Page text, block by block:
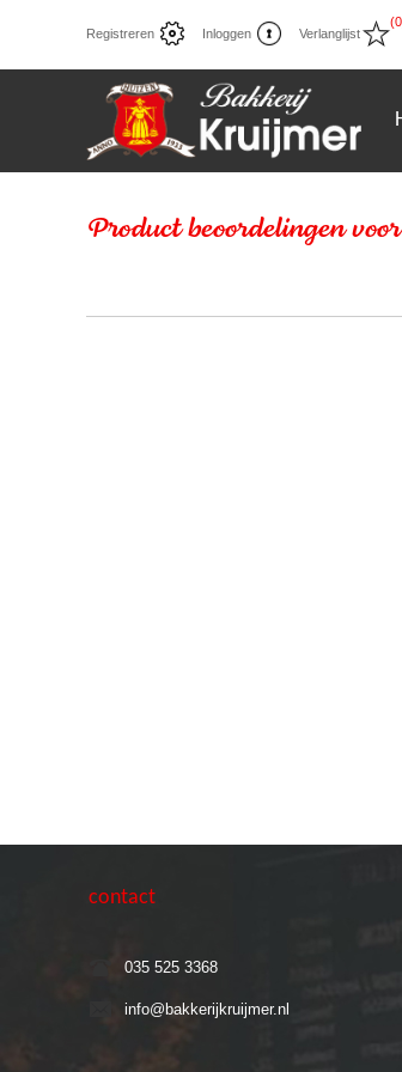
Registreren Inloggen Verlanglijst
Product beoordelingen voor
contact
035 525 3368
info@bakkerijkruijmer.nl